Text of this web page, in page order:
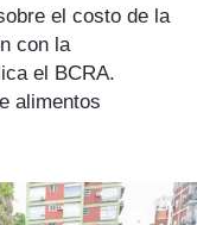
el costo de la
con la
el BCRA.
alimentos